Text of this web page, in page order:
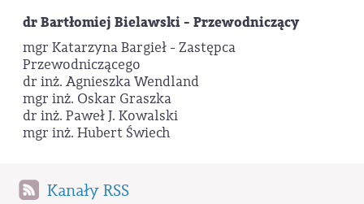
dr Bartłomiej Bielawski - Przewodniczący
mgr Katarzyna Bargieł - Zastępca
Przewodniczącego
dr inż. Agnieszka Wendland
mgr inż. Oskar Graszka
dr inż. Paweł J. Kowalski
mgr inż. Hubert Świech
Kanały RSS